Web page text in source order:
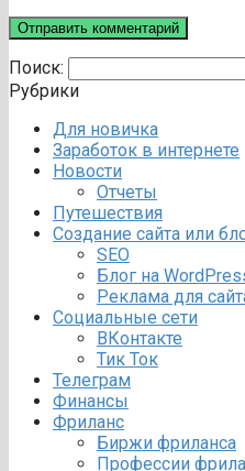
Поиск:
Рубрики
Для новичка
Заработок в интернете
Новости
Отчеты
Путешествия
Создание сайта или
SEO
Блог на
Реклама для
Социальные сети
ВКонтакте
Тик Ток
Телеграм
Финансы
Фриланс
Биржи фриланса
Профессии